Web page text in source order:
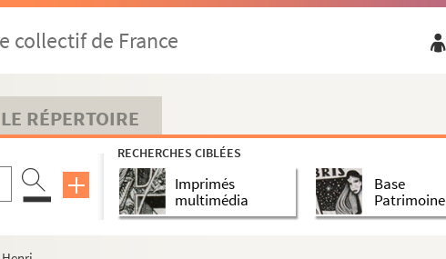
collectif de France
LE RÉPERTOIRE
RECHERCHES CIBLÉES
Imprimés
multimédia
Base
Patrimoine